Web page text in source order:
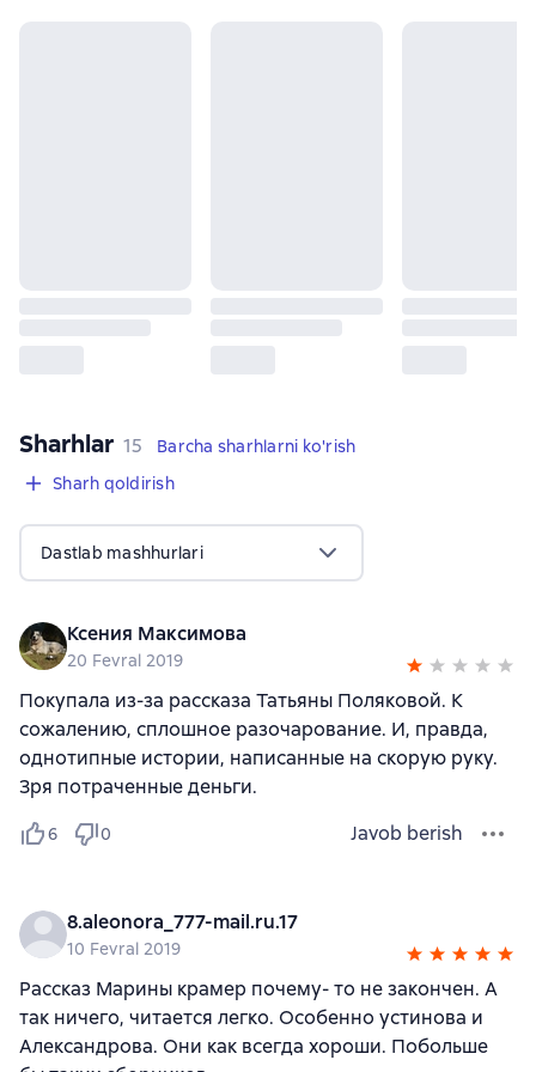
Sharhlar 15 sharhlar
15
Barcha sharhlarni ko'rish
Sharh qoldirish
Dastlab mashhurlari
Ксения Максимова
20 Fevral 2019
Покупала из-за рассказа Татьяны Поляковой. К
сожалению, сплошное разочарование. И, правда,
однотипные истории, написанные на скорую руку.
Зря потраченные деньги.
6 0 Javob berish
8.aleonora_777-mail.ru.17
10 Fevral 2019
Рассказ Марины крамер почему- то не закончен. А
так ничего, читается легко. Особенно устинова и
Александрова. Они как всегда хороши. Побольше